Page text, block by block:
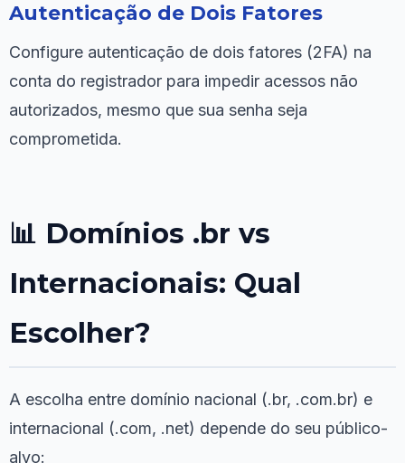
Autenticação de Dois Fatores
Configure autenticação de dois fatores (2FA) na
conta do registrador para impedir acessos não
autorizados, mesmo que sua senha seja
comprometida.
📊 Domínios .br vs
Internacionais: Qual
Escolher?
A escolha entre domínio nacional (.br, .com.br) e
internacional (.com, .net) depende do seu público-
alvo: